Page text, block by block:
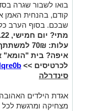
בואו לשבור שגרה
קודם, בהנחית האמן
שבכם. בסוף הערב
מתי? יום חמישי, 03.11.22
עלות: 70₪ למשתתף/ת
איפה? בית "הומא" ארלוזורוב 50
לכרטיסים >>
סינדרלה
אגדת הילדים
מצחיקה ומרגשת